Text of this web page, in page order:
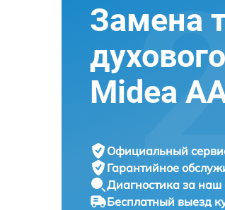
Замена
Midea
Официальный
Гарантийное
Диагностика за наш
Бесплатный выезд